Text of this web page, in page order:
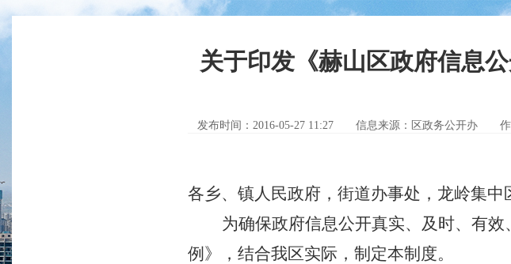
关于印发《赫山区政府信息
发布时间：2016-05-27 11:27 信息来源：区政务公开办
各乡、镇人民政府，街道办事处，龙岭集
为确保政府信息公开真实、及时、有
例》，结合我区实际，制定本制度。